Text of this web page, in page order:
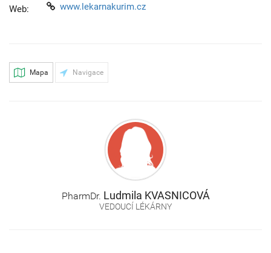
Web: www.lekarnakurim.cz
Mapa Navigace
PharmDr. Ludmila KVASNICOVÁ
VEDOUCÍ LÉKÁRNY